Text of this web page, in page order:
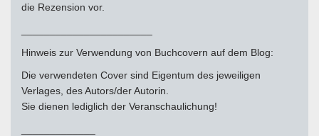
die Rezension vor.
Hinweis zur Verwendung von Buchcovern auf dem Blog:
Die verwendeten Cover sind Eigentum des jeweiligen
Verlages, des Autors/der Autorin.
Sie dienen lediglich der Veranschaulichung!